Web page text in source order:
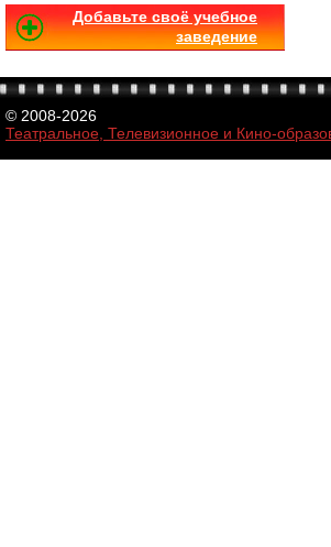
Добавьте своё учебное
заведение
© 2008-2026
Театральное, Телевизионное и Кино-